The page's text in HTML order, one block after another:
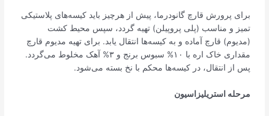
برای پرورش قارچ گانودرما، پیش از هرچیز باید کیسه‌های پلاستیکی
تمیز و مناسب (پلی پروپیلن) تهیه گردد، سپس محیط کشت
(مدیوم) قارچ آماده و به کیسه‌ها انتقال یابد. برای تهیه مدیوم قارچ
مقداری خاک اره با ۱۰% سبوس برنج و ۳% آهک مخلوط می­‌گردد.
پس از انتقال، در کیسه­‌ها محکم با نخ بسته می­‌شود.
مرحله استریلیزاسیون